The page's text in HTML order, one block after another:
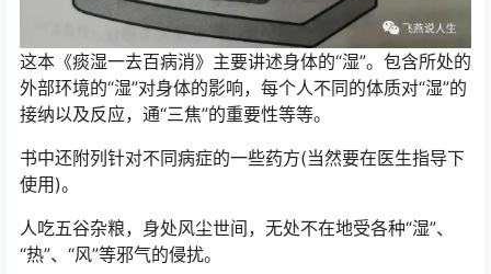
这本《痰湿一去百病消》主要讲述身体的“湿”。包含所处的
外部环境的“湿”对身体的影响，每个人不同的体质对“湿”的
接纳以及反应，通“三焦”的重要性等等。
书中还附列针对不同病症的一些药方(当然要在医生指导下
使用)。
人吃五谷杂粮，身处风尘世间，无处不在地受各种“湿”、
“热”、“风”等邪气的侵扰。